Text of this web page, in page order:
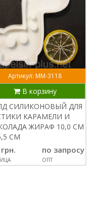
Артикул: ММ-3118
В корзину
СИЛИКОНОВЫЙ ДЛЯ
КАРАМЕЛИ И
ЖИРАФ 10,0 СМ
СМ
по запросу
ОПТ